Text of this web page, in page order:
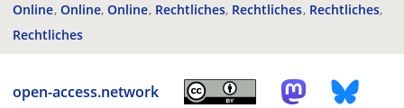
Online Online Online Rechtliches Rechtliches Rechtliches
Rechtliches
open-access.network